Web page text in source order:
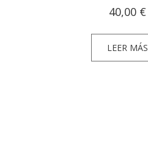
40,00 €
LEER MÁS